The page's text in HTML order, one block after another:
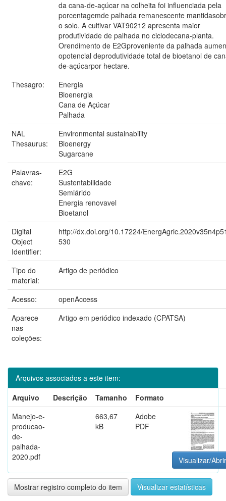
da cana-de-açúcar na colheita foi influenciada pela
porcentagemde palhada remanescente
o solo. A cultivar VAT90212 apresenta maior
produtividade de palhada no ciclodecana-planta.
Orendimento de E2Gproveniente da palhada
opotencial deprodutividade total de bioetanol de
de-açúcarpor hectare.
Thesagro:
Energia
Bioenergia
Cana de Açúcar
Palhada
NAL
Thesaurus:
Environmental sustainability
Bioenergy
Sugarcane
Palavras-
chave:
E2G
Sustentabilidade
Semiárido
Energia renovavel
Bioetanol
Digital
Object
Identifier:
http://dx.doi.org/10.17224/
530
Tipo do
material:
Artigo de periódico
Acesso:
openAccess
Aparece
nas
coleções:
Artigo em periódico indexado (CPATSA)
Arquivos associados a este item:
Arquivo
Descrição Tamanho
Formato
Manejo-e-
producao-
de-
palhada-
2020.pdf
663,67
kB
Adobe
PDF
Visualizar/Abrir
Mostrar registro completo do item Visualizar estatísticas